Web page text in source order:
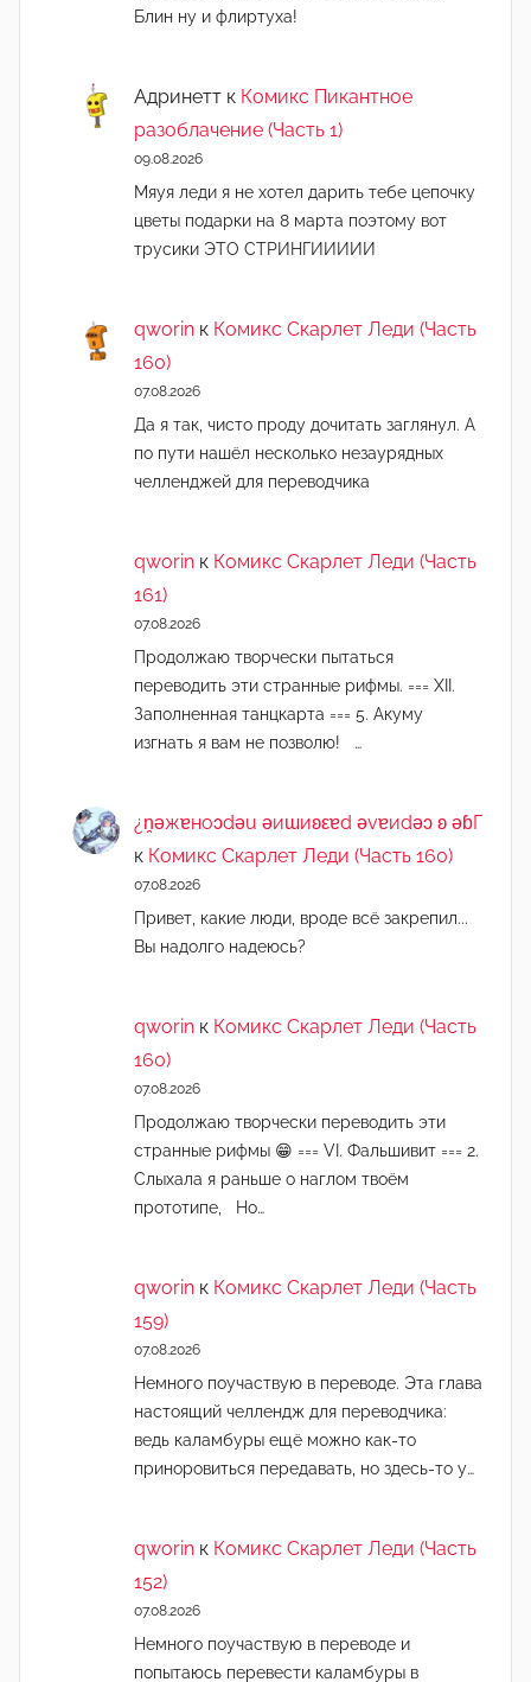
Блин ну и флиртуха!
Адринетт к Комикс Пикантное
разоблачение (Часть 1)
09.08.2026
Мяуя леди я не хотел дарить тебе цепочку
цветы подарки на 8 марта поэтому вот
трусики ЭТО СТРИНГИИИИИ
qworin к Комикс Скарлет Леди (Часть
160)
07.08.2026
Да я так, чисто проду дочитать заглянул. А
по пути нашёл несколько незаурядных
челленджей для переводчика
qworin к Комикс Скарлет Леди (Часть
161)
07.08.2026
Продолжаю творчески пытаться
переводить эти странные рифмы. === XII.
Заполненная танцкарта === 5. Акуму
изгнать я вам не позволю! …
¿n̯ǝжɐноɔdǝu ǝиɯиʚεɐd ǝvɐиdǝɔ ʚ ǝɓГ
к Комикс Скарлет Леди (Часть 160)
07.08.2026
Привет, какие люди, вроде всё закрепил...
Вы надолго надеюсь?
qworin к Комикс Скарлет Леди (Часть
160)
07.08.2026
Продолжаю творчески переводить эти
странные рифмы 😁 === VI. Фальшивит === 2.
Слыхала я раньше о наглом твоём
прототипе, Но…
qworin к Комикс Скарлет Леди (Часть
159)
07.08.2026
Немного поучаствую в переводе. Эта глава
настоящий челлендж для переводчика:
ведь каламбуры ещё можно как-то
приноровиться передавать, но здесь-то у…
qworin к Комикс Скарлет Леди (Часть
152)
07.08.2026
Немного поучаствую в переводе и
попытаюсь перевести каламбуры в